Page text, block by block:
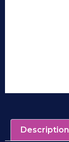
Description